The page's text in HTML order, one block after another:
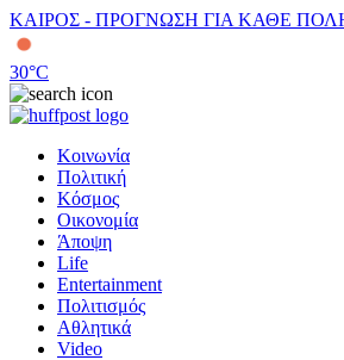
ΚΑΙΡΟΣ - ΠΡΟΓΝΩΣΗ ΓΙΑ ΚΑΘΕ
30°C
Κοινωνία
Πολιτική
Κόσμος
Οικονομία
Άποψη
Life
Entertainment
Πολιτισμός
Αθλητικά
Video